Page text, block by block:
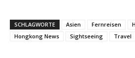
SCHLAGWORTE Asien Fernreisen
Hongkong News
Sightseeing Travel